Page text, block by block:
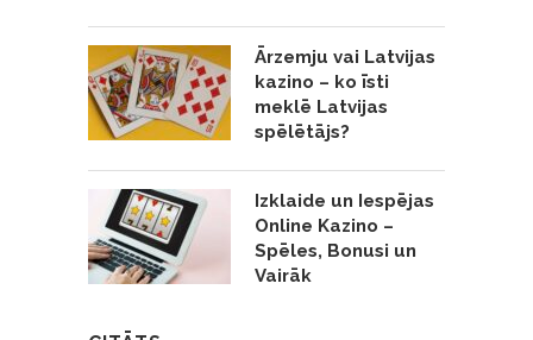
Ārzemju vai Latvijas
kazino – ko īsti
meklē Latvijas
spēlētājs?
Izklaide un Iespējas
Online Kazino –
Spēles, Bonusi un
Vairāk